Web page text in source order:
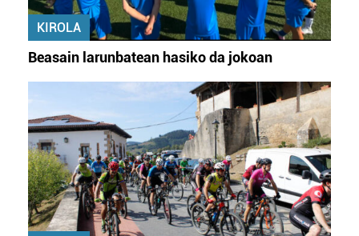
KIROLA
Beasain larunbatean hasiko da jokoan